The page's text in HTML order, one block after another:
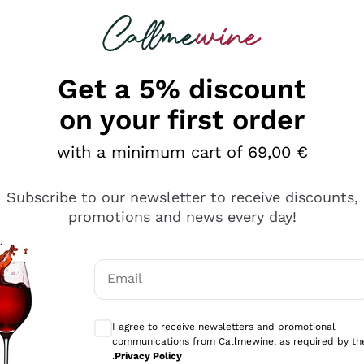
looking for
diversi e con un ampio range di prezzo. Le
Get a 5% discount
on your first order
with a minimum cart of 69,00 €
Subscribe to our newsletter to receive discounts,
promotions and news every day!
Email
I agree to receive newsletters and promotional
communications from Callmewine, as required by
.Privacy Policy